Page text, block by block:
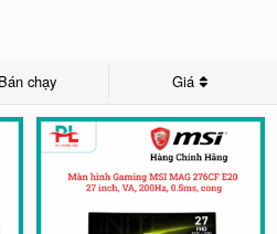
Bán chạy Giá